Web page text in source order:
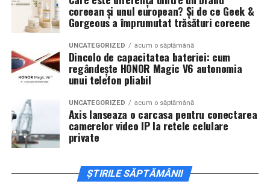
invitați la film alături de regizorulPaul Decu și de
actoriiSergiu Costache, Vlad si Oana Gherman,
Alexandra Răduță.
Cineplexx Băneasa Shopping City
București
găzduiește o proiecție specială în prezența
întregii echipe pe15 februarie, de la 17:30.
ÎnCraiova , regizorulPaul Decuși actoriiSergiu
Costache, Azaleea Necula și Oana Gherman
Mall pe 16 februarie de la ora 18:00.
coreean și unul european? Și de ce Geek &
Gorgeous a împrumutat trăsături coreene
UNCATEGORIZED acum o săptămână
Dincolo de capacitatea bateriei: cum
regândește HONOR Magic V6 autonomia
unui telefon pliabil
UNCATEGORIZED acum o săptămână
Axis lanseaza o carcasa pentru conectarea
camerelor video IP la retele celulare
private
ȘTIRILE SĂPTĂMÂNII